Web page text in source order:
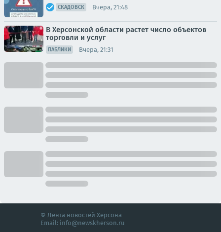
СКАДОВСК Вчера, 21:48
В Херсонской области растет число объектов
торговли и услуг
ПАБЛИКИ Вчера, 21:31
© Лента новостей Херсона
Email: info@newskherson.ru